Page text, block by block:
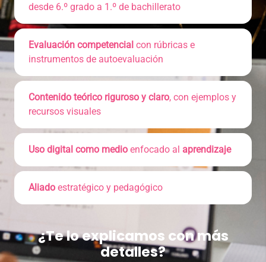
desde 6.º grado a 1.º de bachillerato
Evaluación competencial con rúbricas e
instrumentos de autoevaluación
Contenido teórico riguroso y claro, con ejemplos y
recursos visuales
Uso digital como medio enfocado al aprendizaje
Aliado estratégico y pedagógico
¿Te lo explicamos con más
detalles?